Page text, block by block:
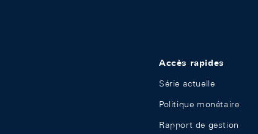
Accès rapides
Série actuelle
Politique monétaire
Rapport de gestion